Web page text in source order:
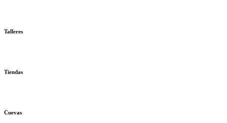
Talleres
Tiendas
Cuevas